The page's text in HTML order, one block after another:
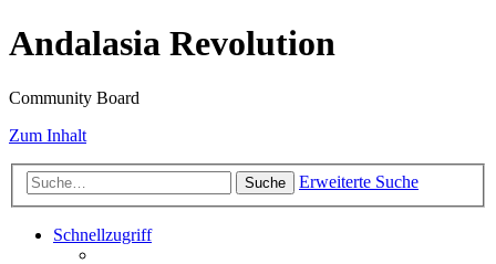
Andalasia Revolution
Community Board
Zum Inhalt
Suche Erweiterte Suche
Schnellzugriff